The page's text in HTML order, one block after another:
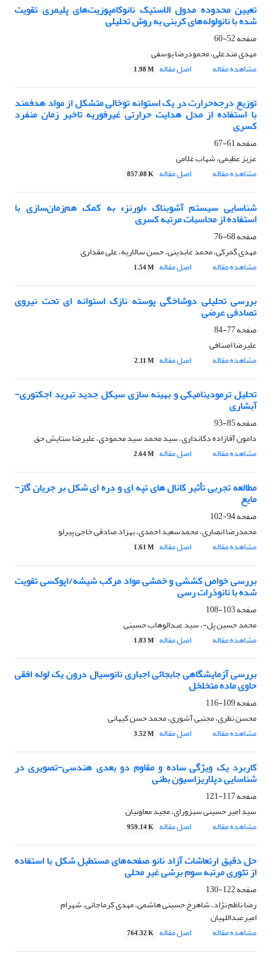
تعیین محدوده مدول الاستیک نانوکامپوزیت‌های پلیمری تقویت
شده با نانولوله‌های کربنی به روش تحلیلی
صفحه52-60
مهدی مندعلی، محمودرضا یوسفی
مشاهده مقاله
اصل مقاله 1.98 M
توزیع درجه‌حرارت در یک استوانه توخالی متشکل از مواد هدفمند
با استفاده از مدل هدایت حرارتی غیرفوریه تاخیر زمان منفرد
کسری
صفحه61-67
عزیز عظیمی، شهاب غلامی
مشاهده مقاله
اصل مقاله 857.08 K
شناسایی سیستم آشوبناک «لورنز» به کمک هم‌زمان‌سازی با
استفاده از محاسبات مرتبه کسری
صفحه68-76
مهدی گمرکی، محمد عابدینی، حسن سالاریه، علی مقداری
مشاهده مقاله
اصل مقاله 1.54 M
بررسی تحلیلی دوشاخگی پوسته نازک استوانه ‌ای تحت نیروی
تصادفی عرضی
صفحه77-84
علیرضا اصنافی
مشاهده مقاله
اصل مقاله 2.11 M
تحلیل ترمودینامیکی و بهینه سازی سیکل جدید تبرید اجکتوری-
آبشاری
صفحه85-93
دامون آقازاده دکانداری، سید محمد سید محمودی، علیرضا ستایش حق
مشاهده مقاله
اصل مقاله 2.64 M
مطالعه تجربی تأثیر کانال های تپه ای و دره ای شکل بر جریان گاز-
مایع
صفحه94-102
محمدرضا انصاری، محمدسعید احمدی، بهزاد صادقی خاجی پیرلو
مشاهده مقاله
اصل مقاله 1.61 M
بررسی خواص کششی و خمشی مواد مرکب شیشه/اپوکسی تقویت
شده با نانوذرات رسی
صفحه103-108
محمد حسین پل-، سید عبدالوهاب حسینی
مشاهده مقاله
اصل مقاله 1.83 M
بررسی آزمایشگاهی جابجائی اجباری نانوسیال درون یک لوله افقی
حاوی ماده متخلخل
صفحه109-116
محسن نظری، مجتبی آشوری، محمد حسن کیهانی
مشاهده مقاله
اصل مقاله 3.52 M
کاربرد یک ویژگی ساده و مقاوم دو بعدی هندسی-تصویری در
شناسایی دپلاریزاسیون بطنی
صفحه117-121
سید امیر حسینی سبزورای، مجید معاونیان
مشاهده مقاله
اصل مقاله 959.14 K
حل دقیق ارتعاشات آزاد نانو صفحه‌های مستطیل شکل با استفاده
از تئوری مرتبه سوم برشی غیر محلی
صفحه122-130
رضا ناظم نژاد، شاهرخ حسینی هاشمی، مهدی کرماجانی، شهرام
امیرعبداللهیان
مشاهده مقاله
اصل مقاله 764.32 K